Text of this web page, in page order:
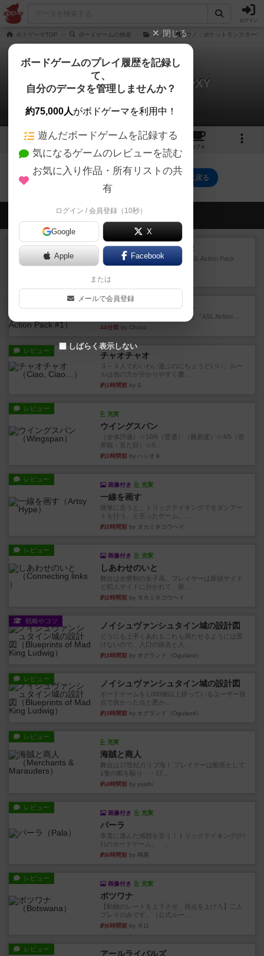
ログイン
ボドゲーマTOP ボードゲームの検索 ウノ ウノ：ポケットモンスターXY
ウノ：ポケットモンスターXY
0件の動画
1
カフェ
ウノ：ポケットモンスターXYのトップに戻る
会員の新しい投稿
レビュー ASL アクションパック#2
1999年にMMP社が出版した『ASL Action Pack
#2』...
15分前
ASL アクションパック#1
1997年にAvalon Hill社が出版した『ASL Action ...
44分前 by Chaco
レビュー チャオチャオ
３～４人でわいわい遊ぶのにちょうどいい。ルー
ルは他の方が分かりやすく書...
約1時間前 by S
レビュー
充実
ウイングスパン
（全体評価）☆10/6（普通）（難易度）☆4/5（世
界観・見た目）☆5...
約1時間前 by ハシオキ
レビュー
画像付き 充実
一線を画す
簡単に言うと、トリックテイキングでモダンアー
トを行う、と言ったゲーム。...
約2時間前 by タカミネコウヘイ
レビュー
画像付き 充実
しあわせのいと
舞台は全寮制の女子高。プレイヤーは探偵サイド
と犯人サイドに分かれて、探...
約2時間前 by タカミネコウヘイ
戦略やコツ ノイシュヴァンシュタイン城の設計図
どうにも上手くあれもこれも満たせるようには置
けないので、入口の除去と入...
約3時間前 by オグランド（Oguland）
レビュー ノイシュヴァンシュタイン城の設計図
ボードゲームを1,000個以上持っているユーザー視
点で良かった点と悪か...
約3時間前 by オグランド（Oguland）
レビュー
充実
海賊と商人
舞台は17世紀カリブ海！ プレイヤーは船長として
1隻の船を駆り・・17...
約4時間前 by yuishi
レビュー
画像付き 充実
パーラ
率直に遊んだ感想を言う！トリックテイキング(ﾄﾘ
ﾃ)のカードゲーム。 ...
約6時間前 by 鳴屋
レビュー
画像付き 充実
ボツワナ
【動物のレートを上下させ、得点を上げろ】二人
プレイのみです。（公式ルー...
約6時間前 by ネロ
レビュー アールライバルズ
閉じる
ボードゲームのプレイ履歴を記録し
て、
自分のデータを管理しませんか？
約75,000人がボドゲーマを利用中！
遊んだボードゲームを記録する
気になるゲームのレビューを読む
お気に入り作品・所有リストの共
有
ログイン / 会員登録（10秒）
Google X
Apple Facebook
または
メールで会員登録
しばらく表示しない